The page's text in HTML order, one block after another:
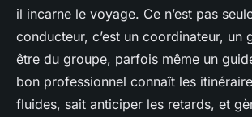
il incarne le voyage. Ce n’est pas
conducteur, c’est un coordinateur, un
être du groupe, parfois même un
bon professionnel connaît les
fluides, sait anticiper les retards, et